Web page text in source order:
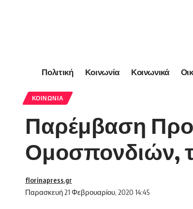
Πολιτική Κοινωνία Κοινωνικά
ΚΟΙΝΩΝΊΑ
Παρέμβαση
Ομοσπονδιών,
Παρασκευή 21 Φεβρουαρίου, 2020 14:45
florinapress.gr